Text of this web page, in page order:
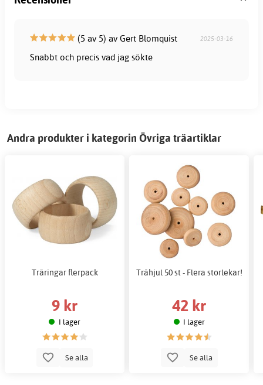
(5 av 5) av Gert Blomquist 2025-03-16
Snabbt och precis vad jag sökte
Andra produkter i kategorin Övriga träartiklar
Träringar flerpack
9 kr
I lager
Se alla
Trähjul 50 st - Flera storlekar!
42 kr
I lager
Se alla